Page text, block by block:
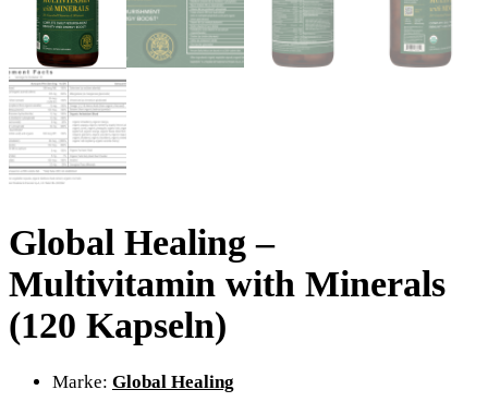
Global Healing –
Multivitamin with Minerals
(120 Kapseln)
Marke: Global Healing